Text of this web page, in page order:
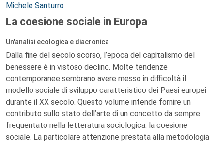
Autori:
Michele Santurro
La coesione sociale in Europa
Un'analisi ecologica e diacronica
Dalla fine del secolo scorso, l’epoca del capitalismo del
benessere è in vistoso declino. Molte tendenze
contemporanee sembrano avere messo in difficoltà il
modello sociale di sviluppo caratteristico dei Paesi europei
durante il XX secolo. Questo volume intende fornire un
contributo sullo stato dell’arte di un concetto da sempre
frequentato nella letteratura sociologica: la coesione
sociale. La particolare attenzione prestata alla metodologia